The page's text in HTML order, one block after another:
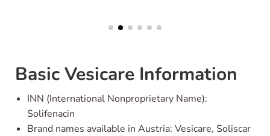
Basic Vesicare Information
INN (International Nonproprietary Name):
Solifenacin
Brand names available in Austria: Vesicare, Soliscar